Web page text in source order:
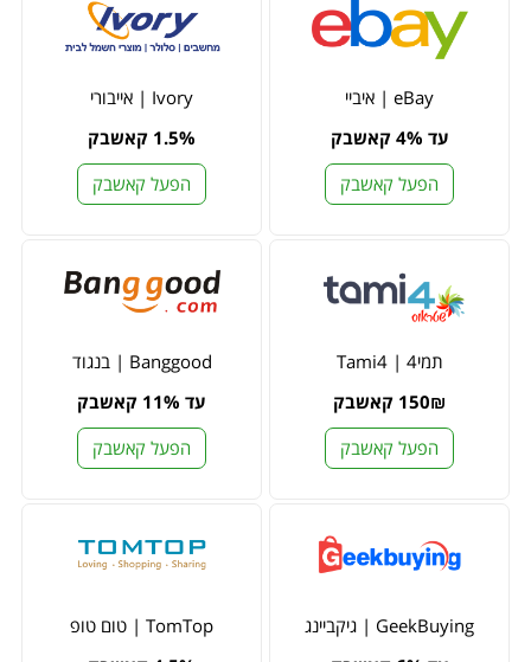
eBay | איביי
עד 4% קאשבק
הפעל קאשבק
Ivory | אייבורי
1.5% קאשבק
הפעל קאשבק
תמי4 | Tami4
150₪ קאשבק
הפעל קאשבק
Banggood | בנגוד
עד 11% קאשבק
הפעל קאשבק
GeekBuying | גיקביינג
TomTop | טום טופ